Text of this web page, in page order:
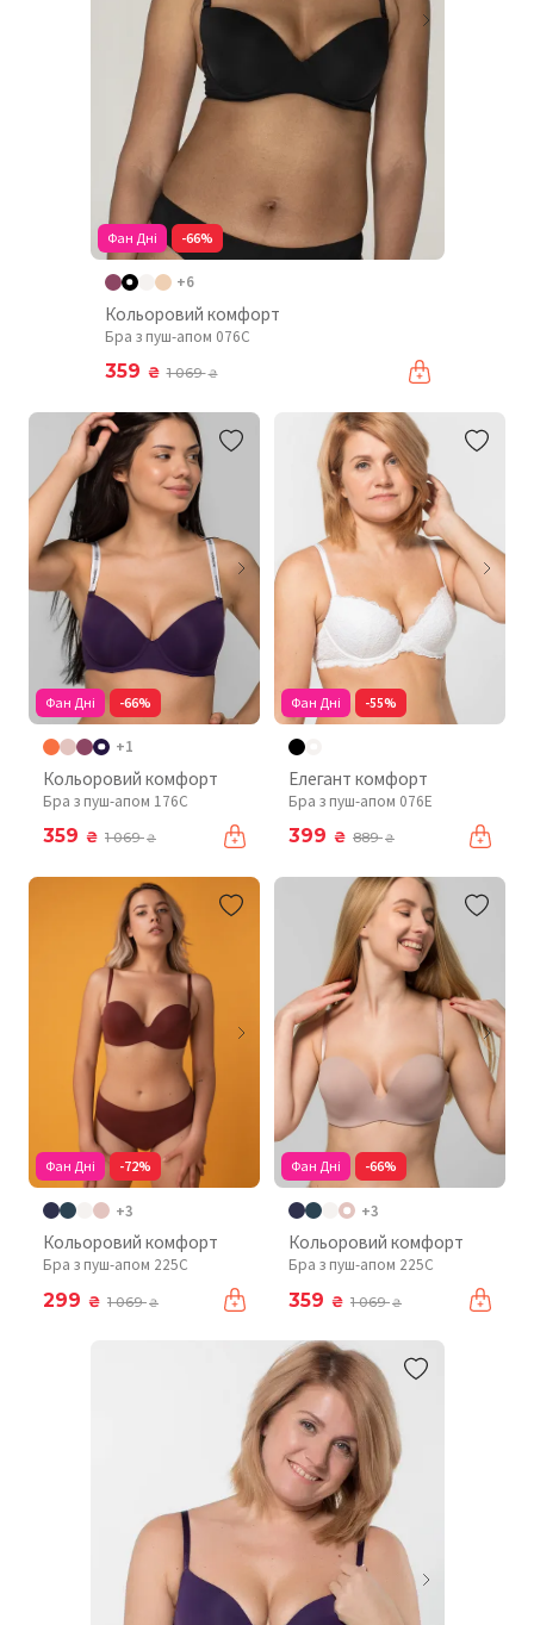
Фан Дні -66%
+6
Кольоровий комфорт
Бра з пуш-апом 076C
359 ₴ 1 069₴
Фан Дні -66%
+1
Кольоровий комфорт
Бра з пуш-апом 176C
359 ₴ 1 069₴
Фан Дні -55%
Елегант комфорт
Бра з пуш-апом 076Е
399 ₴ 889₴
Фан Дні -72%
+3
Кольоровий комфорт
Бра з пуш-апом 225C
299 ₴ 1 069₴
Фан Дні -66%
+3
Кольоровий комфорт
Бра з пуш-апом 225C
359 ₴ 1 069₴